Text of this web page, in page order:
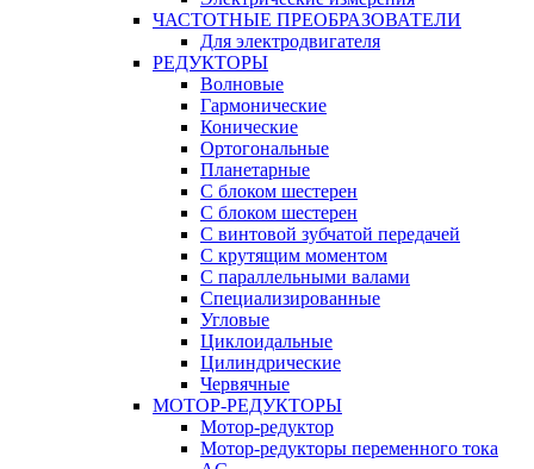
ЧАСТОТНЫЕ ПРЕОБРАЗОВАТЕЛИ
Для электродвигателя
РЕДУКТОРЫ
Волновые
Гармонические
Конические
Ортогональные
Планетарные
С блоком шестерен
С блоком шестерен
С винтовой зубчатой передачей
С крутящим моментом
С параллельными валами
Специализированные
Угловые
Циклоидальные
Цилиндрические
Червячные
МОТОР-РЕДУКТОРЫ
Мотор-редуктор
Мотор-редукторы переменного тока